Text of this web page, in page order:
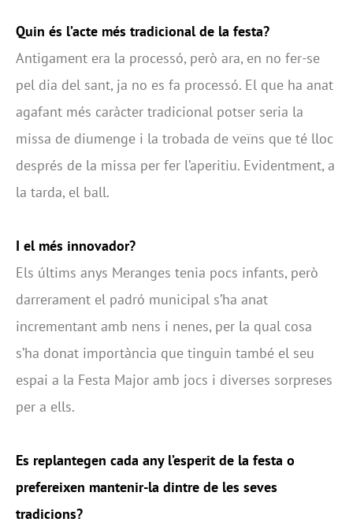
Quin és l’acte més tradicional de la festa?
Antigament era la processó, però ara, en no fer-se
pel dia del sant, ja no es fa processó. El que ha anat
agafant més caràcter tradicional potser seria la
missa de diumenge i la trobada de veïns que té lloc
després de la missa per fer l’aperitiu. Evidentment, a
la tarda, el ball.
I el més innovador?
Els últims anys Meranges tenia pocs infants, però
darrerament el padró municipal s’ha anat
incrementant amb nens i nenes, per la qual cosa
s’ha donat importància que tinguin també el seu
espai a la Festa Major amb jocs i diverses sorpreses
per a ells.
Es replantegen cada any l’esperit de la festa o
prefereixen mantenir-la dintre de les seves
tradicions?